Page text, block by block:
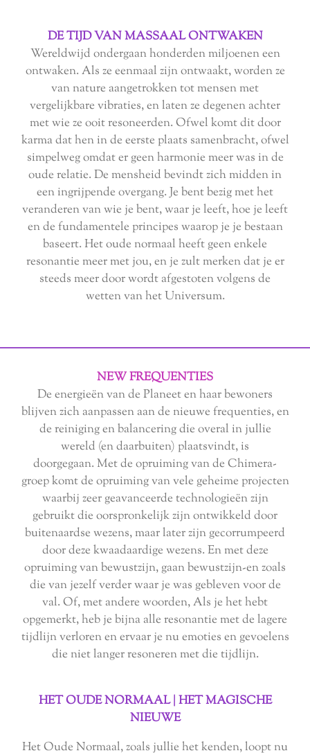
DE TIJD VAN MASSAAL ONTWAKEN
Wereldwijd ondergaan honderden miljoenen een
ontwaken. Als ze eenmaal zijn ontwaakt, worden ze
van nature aangetrokken tot mensen met
vergelijkbare vibraties, en laten ze degenen achter
met wie ze ooit resoneerden. Ofwel komt dit door
karma dat hen in de eerste plaats samenbracht, ofwel
simpelweg omdat er geen harmonie meer was in de
oude relatie. De mensheid bevindt zich midden in
een ingrijpende overgang. Je bent bezig met het
veranderen van wie je bent, waar je leeft, hoe je leeft
en de fundamentele principes waarop je je bestaan
baseert. Het oude normaal heeft geen enkele
resonantie meer met jou, en je zult merken dat je er
steeds meer door wordt afgestoten volgens de
wetten van het Universum.
NEW FREQUENTIES
De energieën van de Planeet en haar bewoners
blijven zich aanpassen aan de nieuwe frequenties, en
de reiniging en balancering die overal in jullie
wereld (en daarbuiten) plaatsvindt, is
doorgegaan. Met de opruiming van de Chimera-
groep komt de opruiming van vele geheime projecten
waarbij zeer geavanceerde technologieën zijn
gebruikt die oorspronkelijk zijn ontwikkeld door
buitenaardse wezens, maar later zijn gecorrumpeerd
door deze kwaadaardige wezens. En met deze
opruiming van bewustzijn, gaan bewustzijn-en zoals
die van jezelf verder waar je was gebleven voor de
val. Of, met andere woorden, Als je het hebt
opgemerkt, heb je bijna alle resonantie met de lagere
tijdlijn verloren en ervaar je nu emoties en gevoelens
die niet langer resoneren met die tijdlijn.
HET OUDE NORMAAL | HET MAGISCHE
NIEUWE
Het Oude Normaal, zoals jullie het kenden, loopt nu